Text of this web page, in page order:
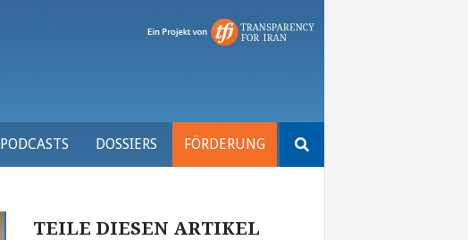
PODCASTS DOSSIERS FÖRDERUNG
nach:
TEILE DIESEN ARTIKEL